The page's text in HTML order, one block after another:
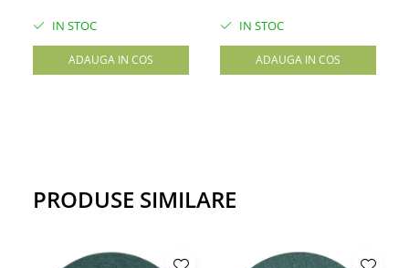
IN STOC
ADAUGA IN COS
IN STOC
ADAUGA IN COS
PRODUSE SIMILARE